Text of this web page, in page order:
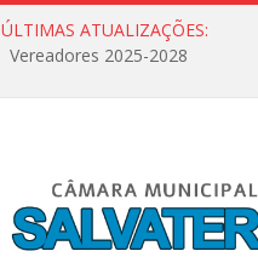
ÚLTIMAS ATUALIZAÇÕES:
Vereadores 2025-2028